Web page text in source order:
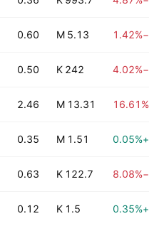
−1.42%
5.13 M
0.60
−4.02%
242 K
0.50
13.31 M
2.46
+0.05%
1.51 M
0.35
−8.08%
122.7 K
0.63
+0.35%
1.5 K
0.12